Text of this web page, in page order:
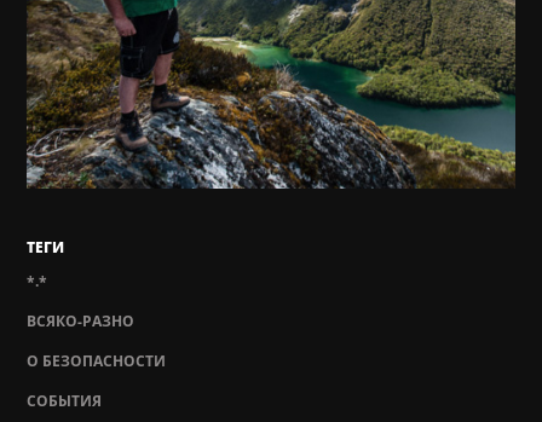
ТЕГИ
*.*
ВСЯКО-РАЗНО
О БЕЗОПАСНОСТИ
СОБЫТИЯ